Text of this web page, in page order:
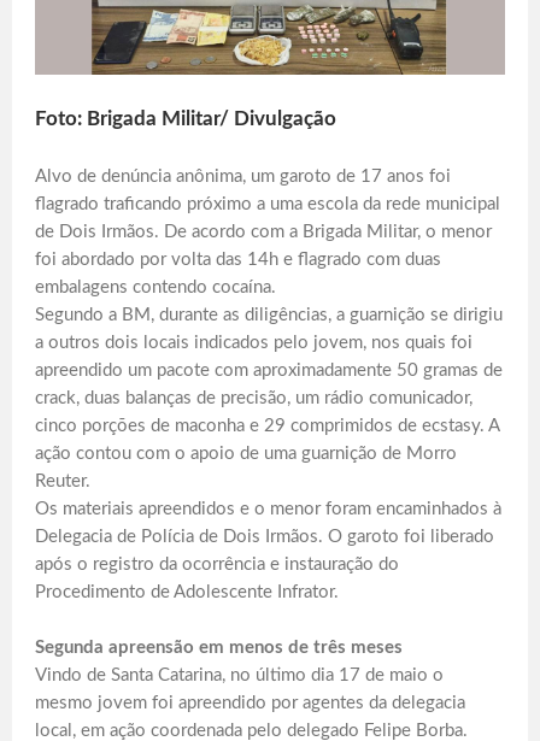
Foto: Brigada Militar/ Divulgação
Alvo de denúncia anônima, um garoto de 17 anos foi
flagrado traficando próximo a uma escola da rede municipal
de Dois Irmãos. De acordo com a Brigada Militar, o menor
foi abordado por volta das 14h e flagrado com duas
embalagens contendo cocaína.
Segundo a BM, durante as diligências, a guarnição se dirigiu
a outros dois locais indicados pelo jovem, nos quais foi
apreendido um pacote com aproximadamente 50 gramas de
crack, duas balanças de precisão, um rádio comunicador,
cinco porções de maconha e 29 comprimidos de ecstasy. A
ação contou com o apoio de uma guarnição de Morro
Reuter.
Os materiais apreendidos e o menor foram encaminhados à
Delegacia de Polícia de Dois Irmãos. O garoto foi liberado
após o registro da ocorrência e instauração do
Procedimento de Adolescente Infrator.
Segunda apreensão em menos de três meses
Vindo de Santa Catarina, no último dia 17 de maio o
mesmo jovem foi apreendido por agentes da delegacia
local, em ação coordenada pelo delegado Felipe Borba.